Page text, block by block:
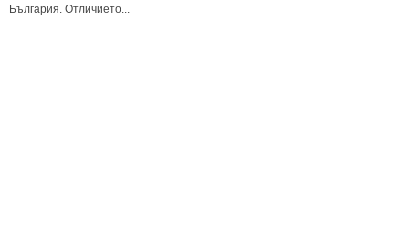
България. Отличието...